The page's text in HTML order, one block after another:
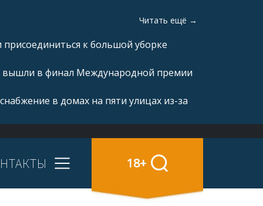
Читать ещё →
к большой уборке
вышли в финал Международной премии
в домах на пяти улицах из-за
18+